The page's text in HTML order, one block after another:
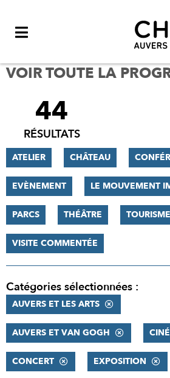
VOIR TOUTE LA
FILTRER
RÉSULTATS
44
RÉSULTATS
ATELIER CHÂTEAU
EVÈNEMENT LE MOUVEMENT
PARCS THÉÂTRE TOURISME
VISITE COMMENTÉE
Catégories sélectionnées :
AUVERS ET LES ARTS
AUVERS ET VAN GOGH
CONCERT EXPOSITION